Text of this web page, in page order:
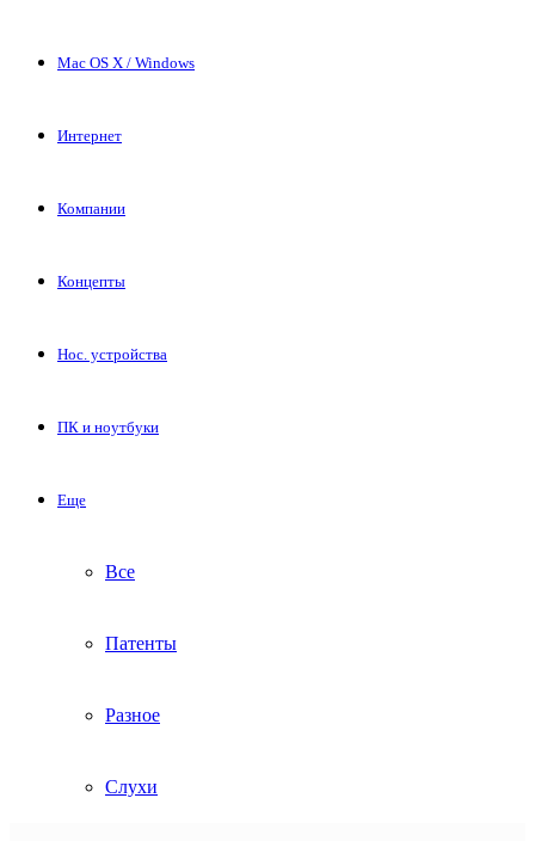
Mac OS X / Windows
Интернет
Компании
Концепты
Нос. устройства
ПК и ноутбуки
Еще
Все
Патенты
Разное
Слухи